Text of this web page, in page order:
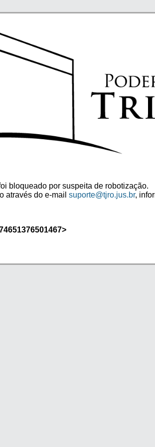
bloqueado por suspeita de robotização.
através do e-mail suporte@tjro.jus.br,